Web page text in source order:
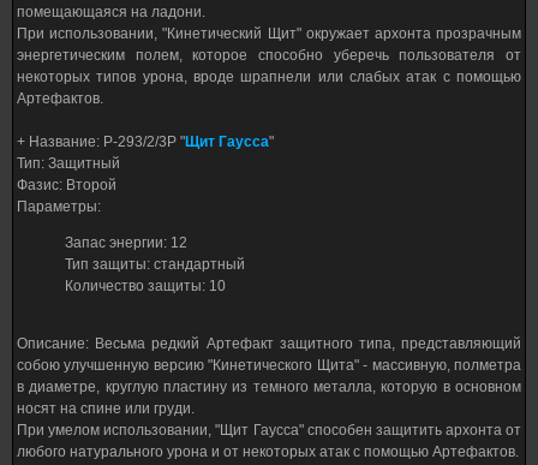
помещающаяся на ладони.
При использовании, "Кинетический Щит" окружает архонта прозрачным
энергетическим полем, которое способно уберечь пользователя от
некоторых типов урона, вроде шрапнели или слабых атак с помощью
Артефактов.
+ Название: P-293/2/3P "Щит Гаусса"
Тип: Защитный
Фазис: Второй
Параметры:
Запас энергии: 12
Тип защиты: стандартный
Количество защиты: 10
Описание: Весьма редкий Артефакт защитного типа, представляющий
собою улучшенную версию "Кинетического Щита" - массивную, полметра
в диаметре, круглую пластину из темного металла, которую в основном
носят на спине или груди.
При умелом использовании, "Щит Гаусса" способен защитить архонта от
любого натурального урона и от некоторых атак с помощью Артефактов.